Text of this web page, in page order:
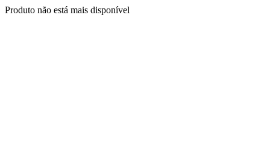
Produto não está mais disponível